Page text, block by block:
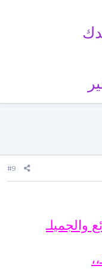
#9
والجميلـ